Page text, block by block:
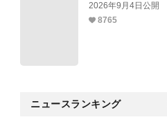
2026年9月4日公開
8765
ニュースランキング